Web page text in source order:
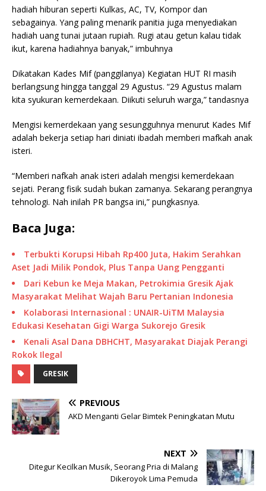
hadiah hiburan seperti Kulkas, AC, TV, Kompor dan
sebagainya. Yang paling menarik panitia juga menyediakan
hadiah uang tunai jutaan rupiah. Rugi atau getun kalau tidak
ikut, karena hadiahnya banyak,” imbuhnya
Dikatakan Kades Mif (panggilanya) Kegiatan HUT RI masih
berlangsung hingga tanggal 29 Agustus. “29 Agustus malam
kita syukuran kemerdekaan. Diikuti seluruh warga,” tandasnya
Mengisi kemerdekaan yang sesungguhnya menurut Kades Mif
adalah bekerja setiap hari diniati ibadah memberi mafkah anak
isteri.
“Memberi nafkah anak isteri adalah mengisi kemerdekaan
sejati. Perang fisik sudah bukan zamanya. Sekarang perangnya
tehnologi. Nah inilah PR bangsa ini,” pungkasnya.
Baca Juga:
Terbukti Korupsi Hibah Rp400 Juta, Hakim Serahkan
Aset Jadi Milik Pondok, Plus Tanpa Uang Pengganti
Dari Kebun ke Meja Makan, Petrokimia Gresik Ajak
Masyarakat Melihat Wajah Baru Pertanian Indonesia
Kolaborasi Internasional : UNAIR-UiTM Malaysia
Edukasi Kesehatan Gigi Warga Sukorejo Gresik
Kenali Asal Dana DBHCHT, Masyarakat Diajak Perangi
Rokok Ilegal
GRESIK
PREVIOUS
AKD Menganti Gelar Bimtek Peningkatan Mutu
NEXT
Ditegur Kecilkan Musik, Seorang Pria di Malang
Dikeroyok Lima Pemuda